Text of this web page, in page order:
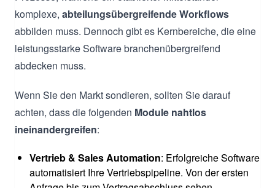
komplexe, abteilungsübergreifende Workflows
abbilden muss. Dennoch gibt es Kernbereiche, die eine
leistungsstarke Software branchenübergreifend
abdecken muss.
Wenn Sie den Markt sondieren, sollten Sie darauf
achten, dass die folgenden Module nahtlos
ineinandergreifen:
Vertrieb & Sales Automation: Erfolgreiche Software
automatisiert Ihre Vertriebspipeline. Von der ersten